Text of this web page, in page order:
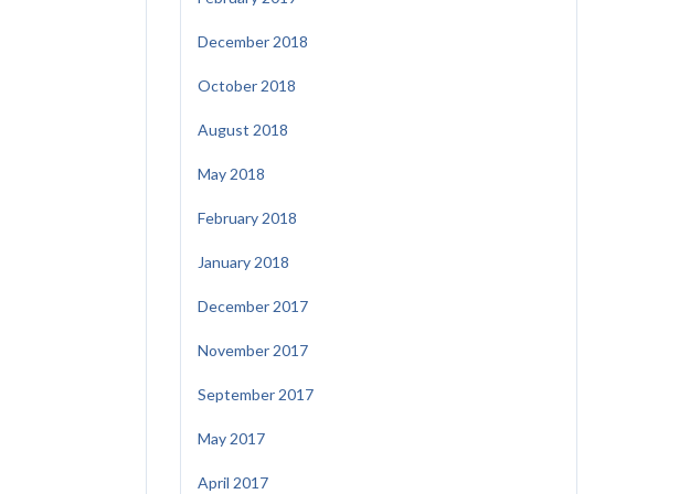
December 2018
October 2018
August 2018
May 2018
February 2018
January 2018
December 2017
November 2017
September 2017
May 2017
April 2017